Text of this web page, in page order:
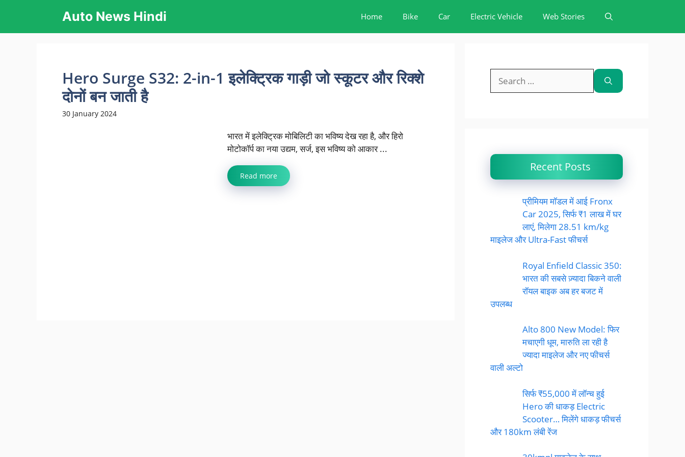
content
Auto News Hindi Home Bike Car Electric Vehicle Web Stories
Hero Surge S32: 2-in-1 इलेक्ट्रिक गाड़ी जो स्कूटर और रिक्शे
दोनों बन जाती है
30 January 2024
भारत में इलेक्ट्रिक मोबिलिटी का भविष्य देख रहा है, और हिरो
मोटोकॉर्प का नया उद्यम, सर्ज, इस भविष्य को आकार ...
Read more
Search
for:
Recent Posts
प्रीमियम मॉडल में आई Fronx
Car 2025, सिर्फ ₹1 लाख में घर
लाएं, मिलेगा 28.51 km/kg
माइलेज और Ultra-Fast फीचर्स
Royal Enfield Classic 350:
भारत की सबसे ज़्यादा बिकने वाली
रॉयल बाइक अब हर बजट में
उपलब्ध
Alto 800 New Model: फिर
मचाएगी धूम, मारुति ला रही है
ज्यादा माइलेज और नए फीचर्स
वाली अल्टो
सिर्फ ₹55,000 में लॉन्च हुई
Hero की धाकड़ Electric
Scooter… मिलेंगे धाकड़ फीचर्स
और 180km लंबी रेंज